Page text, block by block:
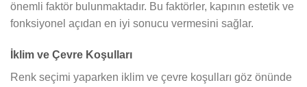
önemli faktör bulunmaktadır. Bu faktörler, kapının estetik ve
fonksiyonel açıdan en iyi sonucu vermesini sağlar.
İklim ve Çevre Koşulları
Renk seçimi yaparken iklim ve çevre koşulları göz önünde